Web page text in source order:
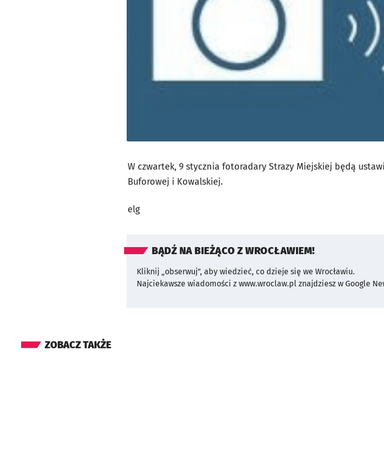
W czwartek, 9 stycznia fotoradary Strazy Miejskiej będą
Buforowej i Kowalskiej.
elg
BĄDŹ NA BIEŻĄCO Z WROCŁAWIEM!
Kliknij „obserwuj”, aby wiedzieć, co dzieje się we Wrocławiu.
Najciekawsze wiadomości z www.wroclaw.pl znajdziesz w Google
ZOBACZ TAKŻE